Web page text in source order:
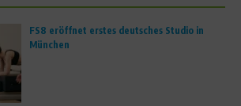
FS8 eröffnet erstes deutsches Studio in
München